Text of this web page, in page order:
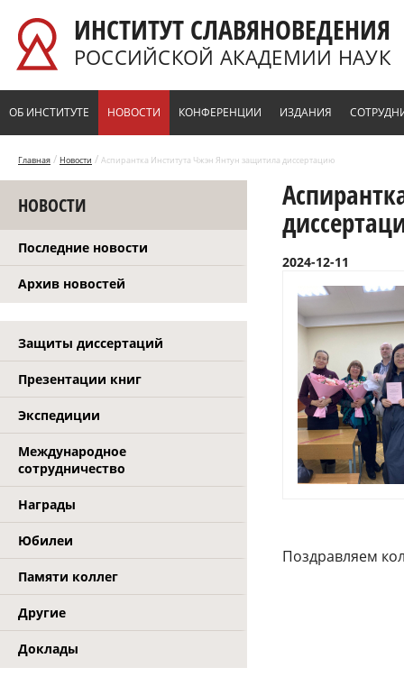
ИНСТИТУТ СЛАВЯНОВЕДЕНИЯ
РОССИЙСКОЙ АКАДЕМИИ НАУК
ОБ ИНСТИТУТЕ НОВОСТИ КОНФЕРЕНЦИИ ИЗДАНИЯ
Главная / Новости / Аспирантка Института Чжэн Янтун защитила диссертацию
НОВОСТИ
Последние новости
Архив новостей
Защиты диссертаций
Презентации книг
Экспедиции
Международное
сотрудничество
Награды
Юбилеи
Памяти коллег
Другие
Доклады
2024-12-11
Поздравляем